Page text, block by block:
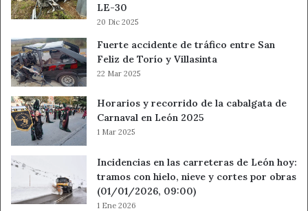
LE-30
20 Dic 2025
Fuerte accidente de tráfico entre San
Feliz de Torío y Villasinta
22 Mar 2025
Horarios y recorrido de la cabalgata de
Carnaval en León 2025
1 Mar 2025
Incidencias en las carreteras de León hoy:
tramos con hielo, nieve y cortes por obras
(01/01/2026, 09:00)
1 Ene 2026